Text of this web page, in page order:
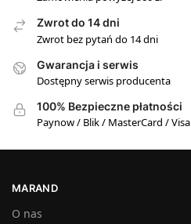
Zwrot do 14 dni
Zwrot bez pytań do 14 dni
Gwarancja i serwis
Dostępny serwis producenta
100% Bezpieczne płatności
Paynow / Blik / MasterCard / Visa
MARAND
O nas